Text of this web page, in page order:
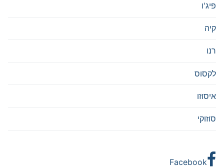
פיג'ו
קיה
רנו
לקסוס
איסוזו
סוזוקי
Facebook